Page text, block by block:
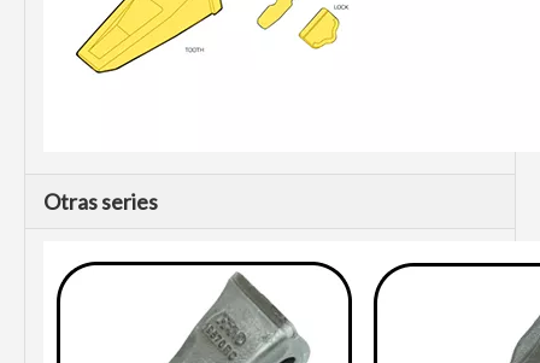
Otras series